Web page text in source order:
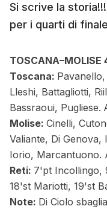
Si scrive la
per i quarti di finale
TOSCANA–MOLISE
Toscana:
Lleshi, Battagliotti,
Bassraoui, Pugliese.
Molise: Cinelli,
Valiante, Di
Iorio, Marcantuono.
Reti: 7'pt Incollingo,
18'st Mariotti, 19'st
Note: Di Ciolo